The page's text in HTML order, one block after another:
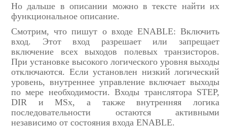
Но дальше в описании можно в тексте найти их
функциональное описание.
Смотрим, что пишут о входе ENABLE: Включить
вход. Этот вход разрешает или запрещает
включение всех выходов полевых транзисторов.
При установке высокого логического уровня выходы
отключаются. Если установлен низкий логический
уровень, внутреннее управление включает выходы
по мере необходимости. Входы транслятора STEP,
DIR и MSx, а также внутренняя логика
последовательности остаются активными
независимо от состояния входа ENABLE.